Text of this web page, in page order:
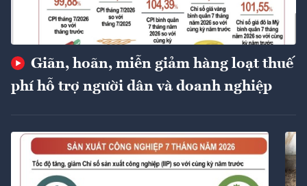
Giãn, hoãn, miễn giảm hàng loạt thuế
phí hỗ trợ người dân và doanh nghiệp